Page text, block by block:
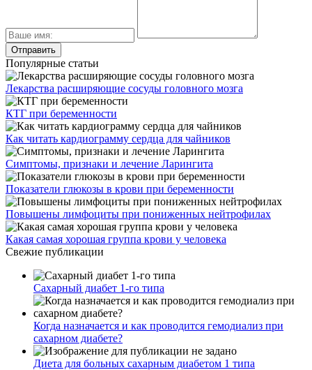
Популярные статьи
Лекарства расширяющие сосуды головного мозга
КТГ при беременности
Как читать кардиограмму сердца для чайников
Симптомы, признаки и лечение Ларингита
Показатели глюкозы в крови при беременности
Повышены лимфоциты при пониженных нейтрофилах
Какая самая хорошая группа крови у человека
Свежие публикации
Сахарный диабет 1-го типа
Когда назначается и как проводится гемодиализ при
сахарном диабете?
Диета для больных сахарным диабетом 1 типа